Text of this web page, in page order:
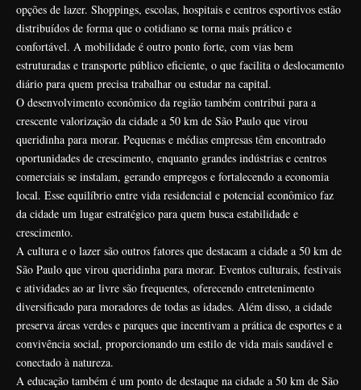
opções de lazer. Shoppings, escolas, hospitais e centros esportivos estão
distribuídos de forma que o cotidiano se torna mais prático e
confortável. A mobilidade é outro ponto forte, com vias bem
estruturadas e transporte público eficiente, o que facilita o deslocamento
diário para quem precisa trabalhar ou estudar na capital.
O desenvolvimento econômico da região também contribui para a
crescente valorização da cidade a 50 km de São Paulo que virou
queridinha para morar. Pequenas e médias empresas têm encontrado
oportunidades de crescimento, enquanto grandes indústrias e centros
comerciais se instalam, gerando empregos e fortalecendo a economia
local. Esse equilíbrio entre vida residencial e potencial econômico faz
da cidade um lugar estratégico para quem busca estabilidade e
crescimento.
A cultura e o lazer são outros fatores que destacam a cidade a 50 km de
São Paulo que virou queridinha para morar. Eventos culturais, festivais
e atividades ao ar livre são frequentes, oferecendo entretenimento
diversificado para moradores de todas as idades. Além disso, a cidade
preserva áreas verdes e parques que incentivam a prática de esportes e a
convivência social, proporcionando um estilo de vida mais saudável e
conectado à natureza.
A educação também é um ponto de destaque na cidade a 50 km de São